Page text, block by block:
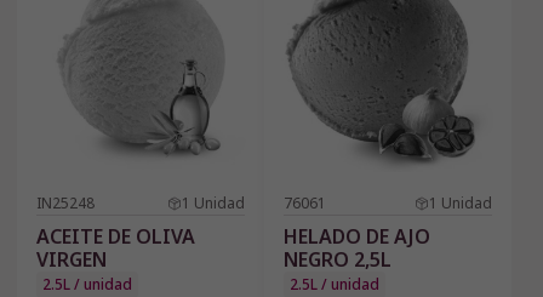
IN25248 1 Unidad
ACEITE DE OLIVA
VIRGEN
2.5L / unidad
76061 1 Unidad
HELADO DE AJO
NEGRO 2,5L
2.5L / unidad